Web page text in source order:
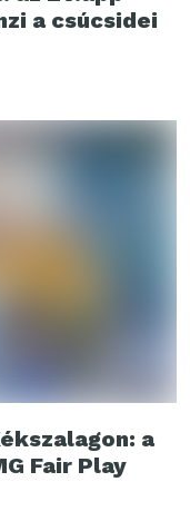
a csúcsidei
a
Fair Play